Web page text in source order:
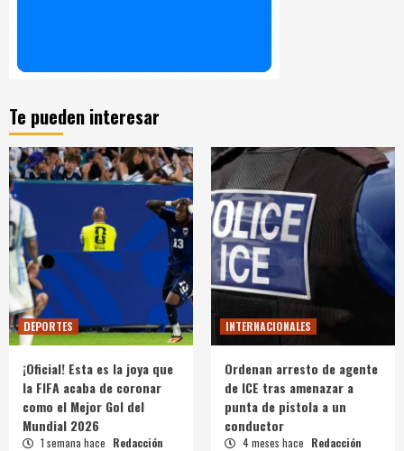
Te pueden interesar
DEPORTES
¡Oficial! Esta es la joya que
la FIFA acaba de coronar
como el Mejor Gol del
Mundial 2026
1 semana hace Redacción
INTERNACIONALES
Ordenan arresto de agente
de ICE tras amenazar a
punta de pistola a un
conductor
4 meses hace Redacción